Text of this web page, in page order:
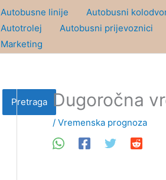
Autobusne linije Autobusni
Autotrolej
Autobusni prijevoznici
Marketing
Pretraga Dugoročna
/ Vremenska prognoza